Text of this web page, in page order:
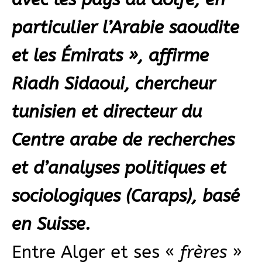
particulier l’Arabie saoudite
et les Émirats », affirme
Riadh Sidaoui, chercheur
tunisien et directeur du
Centre arabe de recherches
et d’analyses politiques et
sociologiques (Caraps), basé
en Suisse.
Entre Alger et ses « frères »